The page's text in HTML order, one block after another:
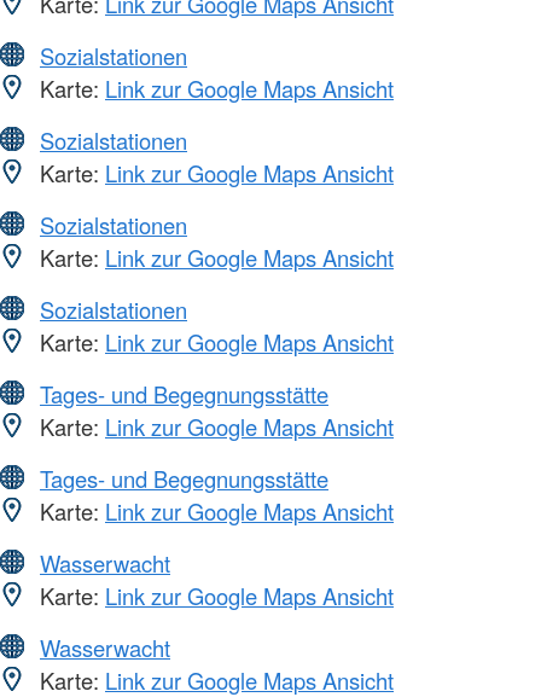
Sozialstationen
Karte: Link zur Google Maps Ansicht
Sozialstationen
Karte: Link zur Google Maps Ansicht
Sozialstationen
Karte: Link zur Google Maps Ansicht
Sozialstationen
Karte: Link zur Google Maps Ansicht
Tages- und Begegnungsstätte
Karte: Link zur Google Maps Ansicht
Tages- und Begegnungsstätte
Karte: Link zur Google Maps Ansicht
Wasserwacht
Karte: Link zur Google Maps Ansicht
Wasserwacht
Karte: Link zur Google Maps Ansicht